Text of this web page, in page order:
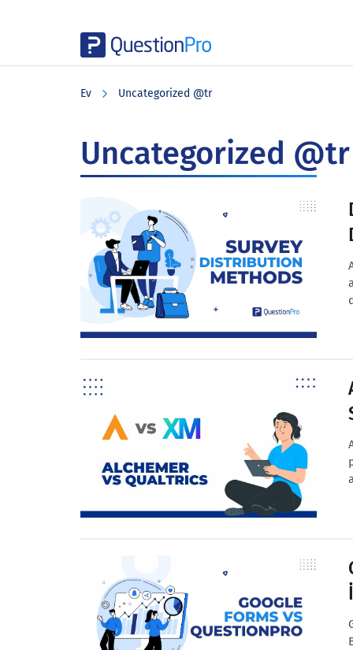
Ev Uncategorized @tr
Uncategorized @tr